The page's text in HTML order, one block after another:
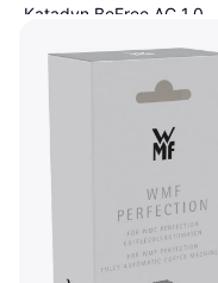
Katadyn BeFree AC 1,0
Waterzuivering